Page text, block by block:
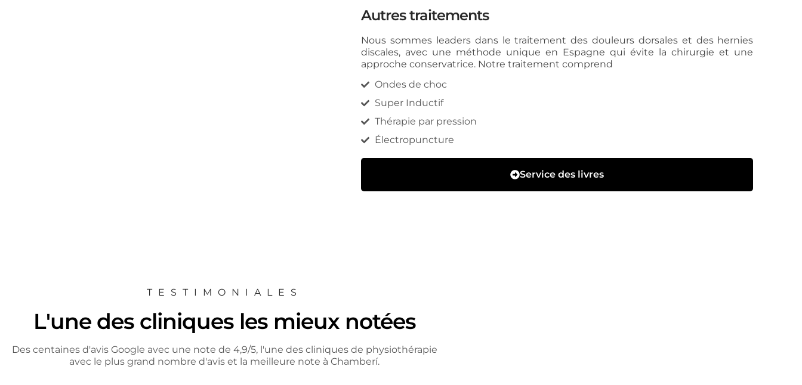
Autres traitements
Nous sommes leaders dans le traitement des douleurs dorsales et des hernies
discales, avec une méthode unique en Espagne qui évite la chirurgie et une
approche conservatrice. Notre traitement comprend
Ondes de choc
Super Inductif
Thérapie par pression
Électropuncture
Service des livres
TESTIMONIALES
L'une des cliniques les mieux notées
Des centaines d'avis Google avec une note de 4,9/5, l'une des cliniques de physiothérapie
avec le plus grand nombre d'avis et la meilleure note à Chamberí.